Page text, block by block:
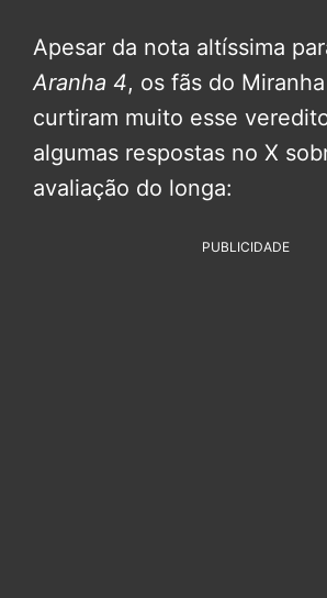
Apesar da nota altíssima
Aranha 4, os fãs do
curtiram muito esse
algumas respostas no X
avaliação do longa:
PUBLICIDADE